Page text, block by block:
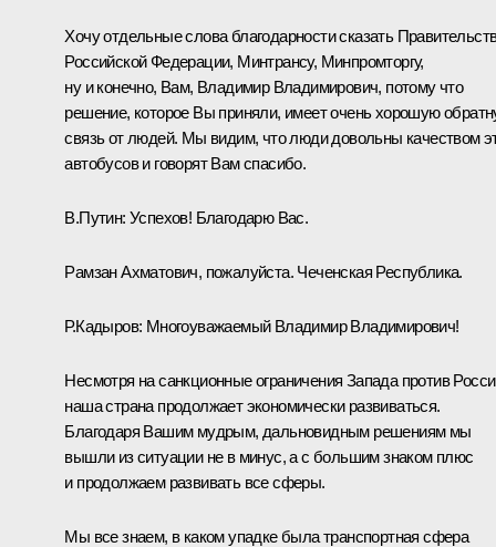
Хочу отдельные слова благодарности сказать
Российской Федерации, Минтрансу, Минпромторгу,
ну и конечно, Вам, Владимир Владимирович, потому что
решение, которое Вы приняли, имеет очень хорошую
связь от людей. Мы видим, что люди довольны качеством
автобусов и говорят Вам спасибо.
В.Путин: Успехов! Благодарю Вас.
Рамзан Ахматович, пожалуйста. Чеченская Республика.
Р.Кадыров: Многоуважаемый Владимир Владимирович!
Несмотря на санкционные ограничения Запада против
наша страна продолжает экономически развиваться.
Благодаря Вашим мудрым, дальновидным решениям мы
вышли из ситуации не в минус, а с большим знаком плюс
и продолжаем развивать все сферы.
Мы все знаем, в каком упадке была транспортная сфера